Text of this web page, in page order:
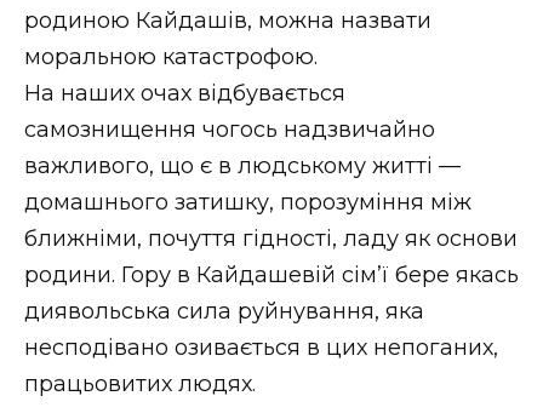
родиною Кайдашів, можна назвати
моральною катастрофою.
На наших очах відбувається
самознищення чогось надзвичайно
важливого, що є в людському житті —
домашнього затишку, порозуміння між
ближніми, почуття гідності, ладу як основи
родини. Гору в Кайдашевій сім’ї бере якась
диявольська сила руйнування, яка
несподівано озивається в цих непоганих,
працьовитих людях.